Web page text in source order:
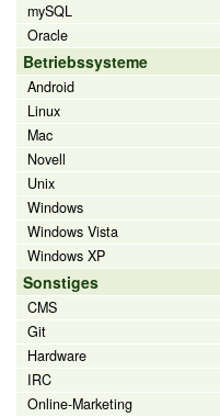
mySQL
Oracle
Betriebssysteme
Android
Linux
Mac
Novell
Unix
Windows
Windows Vista
Windows XP
Sonstiges
CMS
Git
Hardware
IRC
Online-Marketing